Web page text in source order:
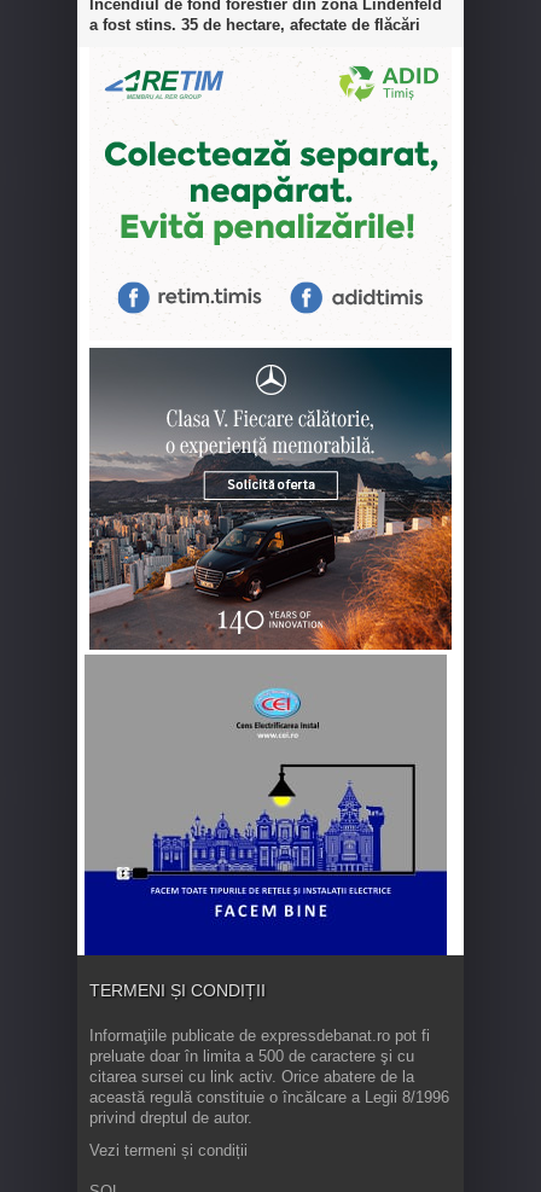
Incendiul de fond forestier din zona Lindenfeld
a fost stins. 35 de hectare, afectate de flăcări
TERMENI ȘI CONDIȚII
Informaţiile publicate de expressdebanat.ro pot fi
preluate doar în limita a 500 de caractere şi cu
citarea sursei cu link activ. Orice abatere de la
această regulă constituie o încălcare a Legii 8/1996
privind dreptul de autor.
Vezi termeni și condiții